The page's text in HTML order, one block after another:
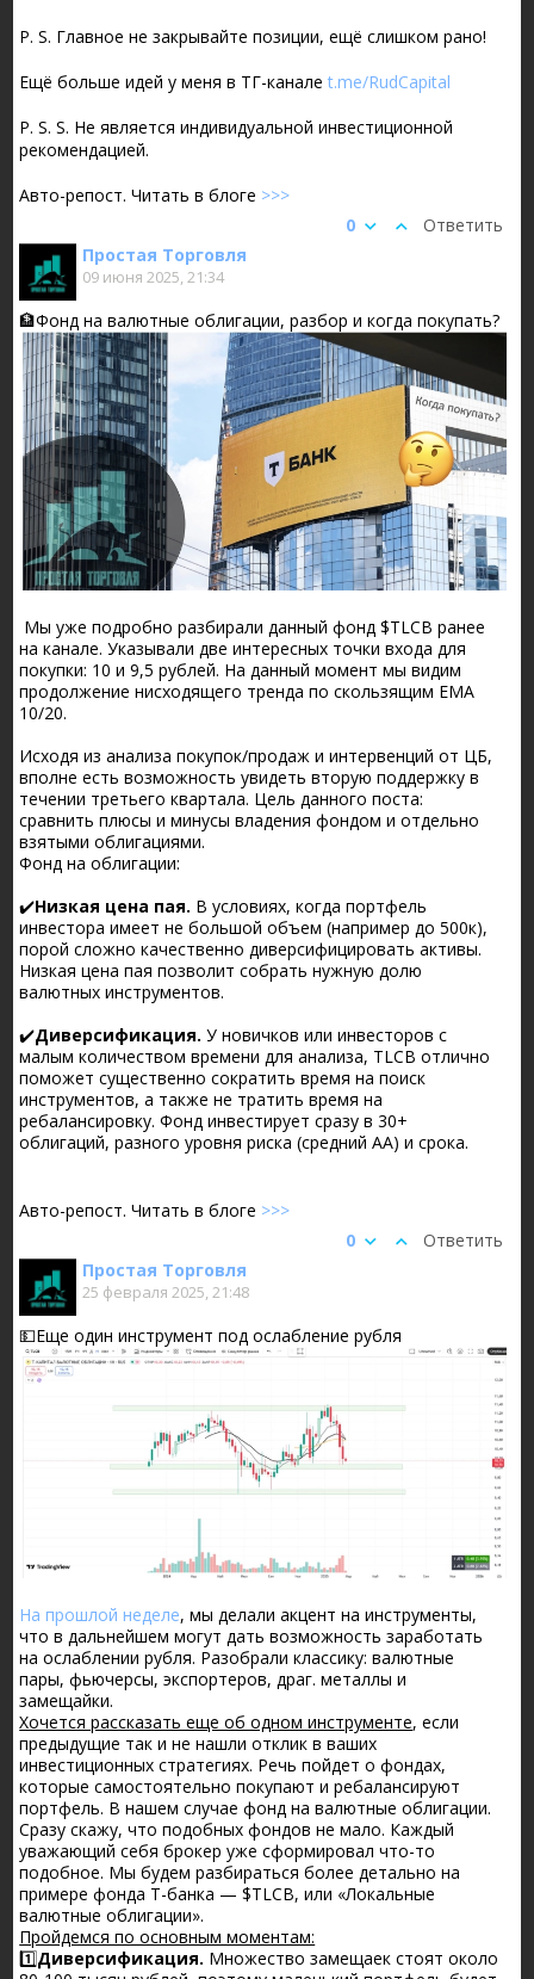
P. S. Главное не закрывайте позиции, ещë слишком рано!
Ещë больше идей у меня в ТГ-каналеt.me/RudCapital
P. S. S. Не является индивидуальной инвестиционной
рекомендацией.
Авто-репост. Читать в блоге >>>
Ответить
0
Простая Торговля
09 июня 2025, 21:34
🏦Фонд на валютные облигации, разбор и когда покупать?
Мы уже подробно разбирали данный фонд $TLCB ранее
на канале. Указывали две интересных точки входа для
покупки: 10 и 9,5 рублей. На данный момент мы видим
продолжение нисходящего тренда по скользящим ЕМА
10/20.
Исходя из анализа покупок/продаж и интервенций от ЦБ,
вполне есть возможность увидеть вторую поддержку в
течении третьего квартала. Цель данного поста:
сравнить плюсы и минусы владения фондом и отдельно
взятыми облигациями.
Фонд на облигации:
✔️Низкая цена пая. В условиях, когда портфель
инвестора имеет не большой объем (например до 500к),
порой сложно качественно диверсифицировать активы.
Низкая цена пая позволит собрать нужную долю
валютных инструментов.
✔️Диверсификация.У новичков или инвесторов с
малым количеством времени для анализа, TLCB отлично
поможет существенно сократить время на поиск
инструментов, а также не тратить время на
ребалансировку. Фонд инвестирует сразу в 30+
облигаций, разного уровня риска (средний АА) и срока.
Авто-репост. Читать в блоге >>>
Ответить
0
Простая Торговля
25 февраля 2025, 21:48
💵Еще один инструмент под ослабление рубля
На прошлой неделе, мы делали акцент на инструменты,
что в дальнейшем могут дать возможность заработать
на ослаблении рубля. Разобрали классику: валютные
пары, фьючерсы, экспортеров, драг. металлы и
замещайки.
Хочется рассказать еще об одном инструменте, если
предыдущие так и не нашли отклик в ваших
инвестиционных стратегиях. Речь пойдет о фондах,
которые самостоятельно покупают и ребалансируют
портфель. В нашем случае фонд на валютные облигации.
Сразу скажу, что подобных фондов не мало. Каждый
уважающий себя брокер уже сформировал что-то
подобное. Мы будем разбираться более детально на
примере фонда Т-банка — $TLCB, или «Локальные
валютные облигации».
Пройдемся по основным моментам:
1️⃣Диверсификация. Множество замещаек стоят около